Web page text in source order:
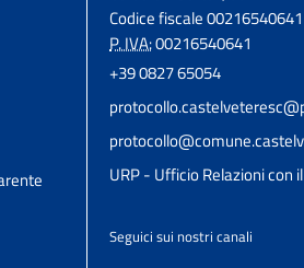
Codice fiscale 00216540641
P. IVA:00216540641
+39 0827 65054
URP - Ufficio Relazioni con
Seguici sui nostri canali